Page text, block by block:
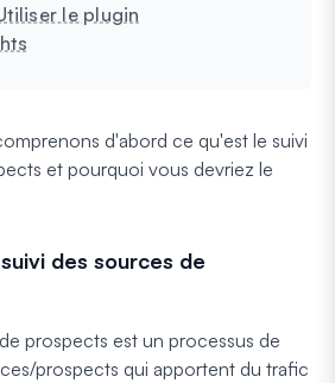
le plugin
d'abord ce qu'est le suivi
et pourquoi vous devriez le
des sources de
prospects est un processus de
prospects qui apportent du trafic